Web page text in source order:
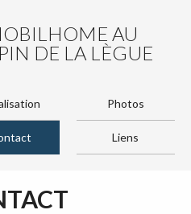
AU
DE LA LÈGUE
Photos
Liens